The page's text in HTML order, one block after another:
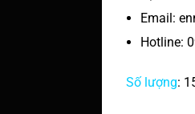
Email:
Hotline:
Số lượng: